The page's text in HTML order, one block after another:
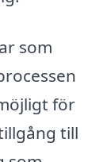
som
för
till